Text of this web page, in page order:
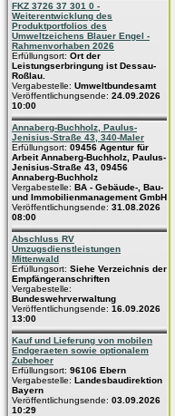
FKZ 3726 37 301 0 -
Weiterentwicklung des
Produktportfolios des
Umweltzeichens Blauer Engel -
Rahmenvorhaben 2026
Erfüllungsort: Ort der
Leistungserbringung ist Dessau-
Roßlau.
Vergabestelle: Umweltbundesamt
Veröffentlichungsende: 24.09.2026
10:00
Annaberg-Buchholz, Paulus-
Jenisius-Straße 43, 340-Maler
Erfüllungsort: 09456 Agentur für
Arbeit Annaberg-Buchholz, Paulus-
Jenisius-Straße 43, 09456
Annaberg-Buchholz
Vergabestelle: BA - Gebäude-, Bau-
und Immobilienmanagement GmbH
Veröffentlichungsende: 31.08.2026
08:00
Abschluss RV
Umzugsdienstleistungen
Mittenwald
Erfüllungsort: Siehe Verzeichnis der
Empfängeranschriften
Vergabestelle:
Bundeswehrverwaltung
Veröffentlichungsende: 16.09.2026
13:00
Kauf und Lieferung von mobilen
Endgeraeten sowie optionalem
Zubehoer
Erfüllungsort: 96106 Ebern
Vergabestelle: Landesbaudirektion
Bayern
Veröffentlichungsende: 03.09.2026
10:29